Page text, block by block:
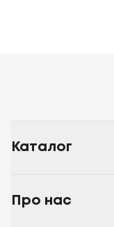
Каталог
Про нас